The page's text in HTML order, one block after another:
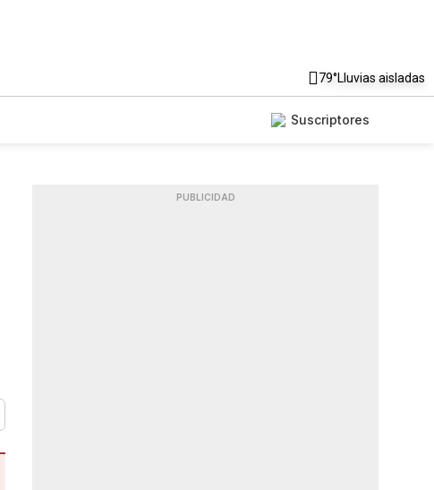
79°Lluvias aisladas
Suscriptores
PUBLICIDAD